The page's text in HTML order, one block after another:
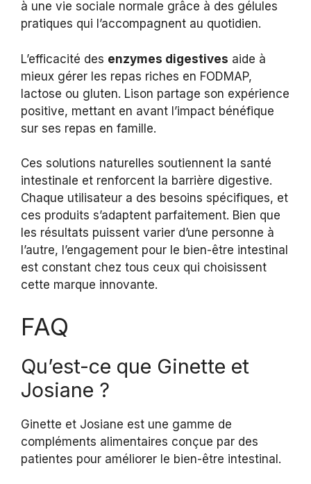
à une vie sociale normale grâce à des gélules
pratiques qui l’accompagnent au quotidien.
L’efficacité des enzymes digestives aide à
mieux gérer les repas riches en FODMAP,
lactose ou gluten. Lison partage son expérience
positive, mettant en avant l’impact bénéfique
sur ses repas en famille.
Ces solutions naturelles soutiennent la santé
intestinale et renforcent la barrière digestive.
Chaque utilisateur a des besoins spécifiques, et
ces produits s’adaptent parfaitement. Bien que
les résultats puissent varier d’une personne à
l’autre, l’engagement pour le bien-être intestinal
est constant chez tous ceux qui choisissent
cette marque innovante.
FAQ
Qu’est-ce que Ginette et
Josiane ?
Ginette et Josiane est une gamme de
compléments alimentaires conçue par des
patientes pour améliorer le bien-être intestinal.